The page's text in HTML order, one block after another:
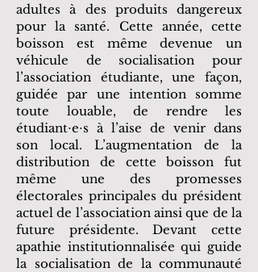
adultes à des produits dangereux
pour la santé. Cette année, cette
boisson est même devenue un
véhicule de socialisation pour
l’association étudiante, une façon,
guidée par une intention somme
toute louable, de rendre les
étudiant⋅e⋅s à l’aise de venir dans
son local. L’augmentation de la
distribution de cette boisson fut
même une des promesses
électorales principales du président
actuel de l’association ainsi que de la
future présidente. Devant cette
apathie institutionnalisée qui guide
la socialisation de la communauté